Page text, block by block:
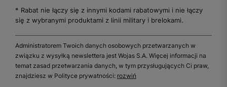
* Rabat nie łączy się z innymi kodami rabatowymi i nie łączy
się z wybranymi produktami z linii military i brelokami.
Administratorem Twoich danych osobowych przetwarzanych w
związku z wysyłką newslettera jest Wojas S.A. Więcej informacji na
temat zasad przetwarzania danych, w tym przysługujących Ci praw,
znajdziesz w Polityce prywatności: rozwiń